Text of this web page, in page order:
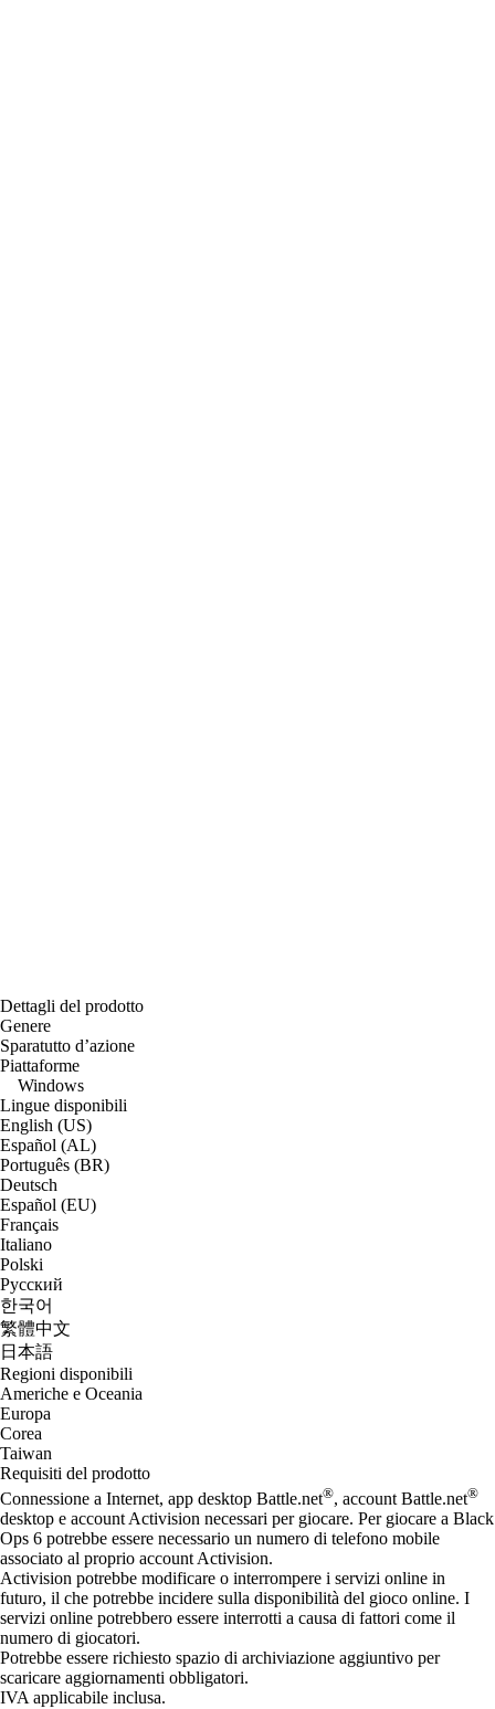
Dettagli del prodotto
Genere
Sparatutto d’azione
Piattaforme
Windows
Lingue disponibili
English (US)
Español (AL)
Português (BR)
Deutsch
Español (EU)
Français
Italiano
Polski
Русский
한국어
繁體中文
日本語
Regioni disponibili
Americhe e Oceania
Europa
Corea
Taiwan
Requisiti del prodotto
Connessione a Internet, app desktop Battle.net®, account Battle.net®
desktop e account Activision necessari per giocare. Per giocare a Black
Ops 6 potrebbe essere necessario un numero di telefono mobile
associato al proprio account Activision.
Activision potrebbe modificare o interrompere i servizi online in
futuro, il che potrebbe incidere sulla disponibilità del gioco online. I
servizi online potrebbero essere interrotti a causa di fattori come il
numero di giocatori.
Potrebbe essere richiesto spazio di archiviazione aggiuntivo per
scaricare aggiornamenti obbligatori.
IVA applicabile inclusa.